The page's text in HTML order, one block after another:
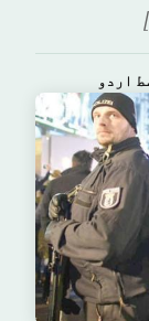
اردو